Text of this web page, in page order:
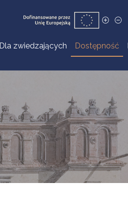
Dla zwiedzających Dostępność